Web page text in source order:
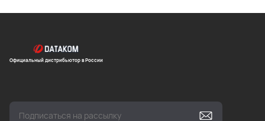
Официальный дистрибьютор в России